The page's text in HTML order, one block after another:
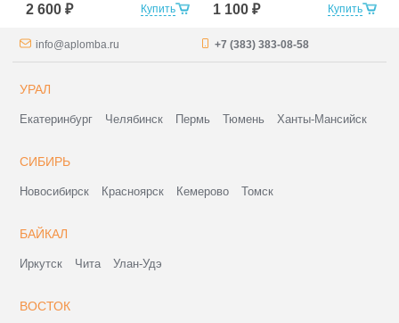
Купить
2 600 ₽ Купить
1 100 ₽
info@aplomba.ru +7 (383) 383-08-58
УРАЛ
Екатеринбург Челябинск Пермь Тюмень Ханты-Мансийск
СИБИРЬ
Новосибирск Красноярск Кемерово Томск
БАЙКАЛ
Иркутск Чита Улан-Удэ
ВОСТОК